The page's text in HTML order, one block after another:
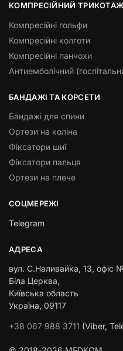
КОМПРЕСІЙНИЙ ТРИКОТАЖ
Компресійні гольфи
Компресійні колготи
Компресійні панчохи
Антиемболічний
БАНДАЖІ ТА КОРСЕТИ
Бандажі для спини
Ортези на коліна
Фіксатори шиї
Фіксатори пальця
Ортези на плече
СОЦМЕРЕЖІ
Telegram
АДРЕСА
вул. С.Наливайка, 13, офіс
Біла Церква,
Київська область
Україна, 09117
+38 067 988 3711 (Viber,